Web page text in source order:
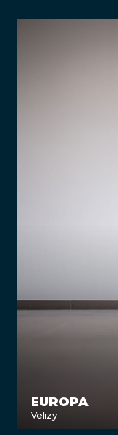
EUROPA
Velizy